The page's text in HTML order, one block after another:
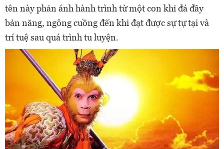
tên này phản ánh hành trình từ một con khỉ đá đầy
bản năng, ngông cuồng đến khi đạt được sự tự tại và
trí tuệ sau quá trình tu luyện.